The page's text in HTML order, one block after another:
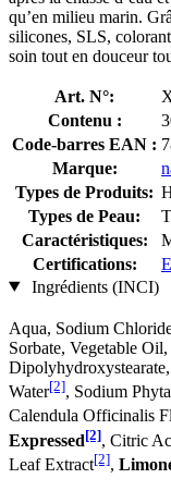
qu’en milieu marin.
silicones, SLS,
soin tout en douceur
Art. N°:
Contenu :
Code-barres EAN :
Marque:
Types de Produits:
Types de Peau:
Caractéristiques:
Certifications:
Ingrédients (INCI)
Aqua, Sodium
Sorbate, Vegetable
Water[2], Sodium
Calendula Officinalis
Expressed[2], Citric
Leaf Extract[2],